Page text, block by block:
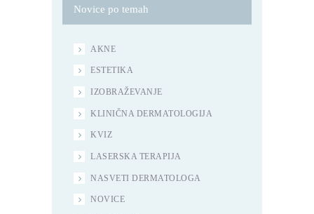
Novice po temah
AKNE
ESTETIKA
IZOBRAŽEVANJE
KLINIČNA DERMATOLOGIJA
KVIZ
LASERSKA TERAPIJA
NASVETI DERMATOLOGA
NOVICE